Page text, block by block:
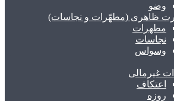
وضو
ظاهری (مطهّرات و نجاسات)
مطهرات
نجاسات
وسواس
غیرمالی
اعتکاف
روزه